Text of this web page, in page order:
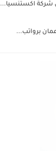
شركة اكستنسيا...
برواتب...